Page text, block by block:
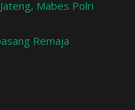
Mabes Polri
Remaja